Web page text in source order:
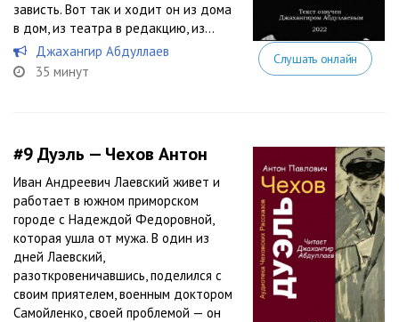
зависть. Вот так и ходит он из дома
в дом, из театра в редакцию, из...
Джахангир Абдуллаев
35 минут
Слушать онлайн
#9Дуэль — Чехов Антон
Иван Андреевич Лаевский живет и
работает в южном приморском
городе с Надеждой Федоровной,
которая ушла от мужа. В один из
дней Лаевский,
разоткровеничавшись, поделился с
своим приятелем, военным доктором
Самойленко, своей проблемой — он